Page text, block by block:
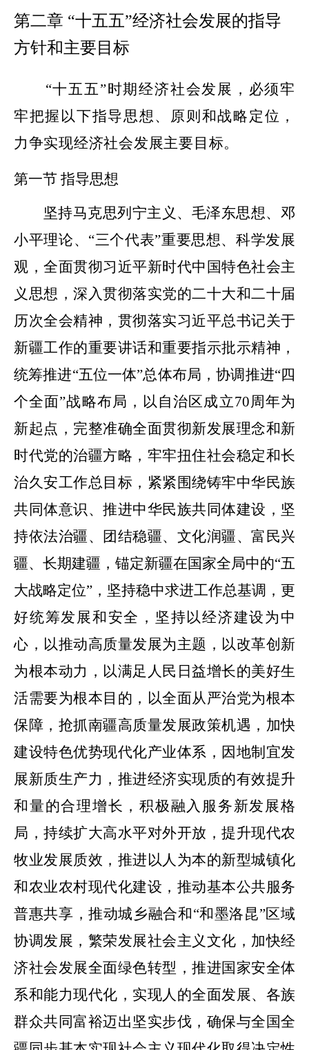
第二章 “十五五”经济社会发展的指导
方针和主要目标
“十五五”时期经济社会发展，必须牢
牢把握以下指导思想、原则和战略定位，
力争实现经济社会发展主要目标。
第一节 指导思想
坚持马克思列宁主义、毛泽东思想、邓
小平理论、 “三个代表”重要思想、科学发展
观，全面贯彻习近平新时代中国特色社会主
义思想，深入贯彻落实党的二十大和二十届
历次全会精神，贯彻落实习近平总书记关于
新疆工作的重要讲话和重要指示批示精神，
统筹推进“五位一体”总体布局，协调推进“四
个全面”战略布局，以自治区成立70周年为
新起点，完整准确全面贯彻新发展理念和新
时代党的治疆方略，牢牢扭住社会稳定和长
治久安工作总目标，紧紧围绕铸牢中华民族
共同体意识、推进中华民族共同体建设，坚
持依法治疆、团结稳疆、文化润疆、富民兴
疆、长期建疆，锚定新疆在国家全局中的“五
大战略定位”，坚持稳中求进工作总基调，更
好统筹发展和安全，坚持以经济建设为中
心，以推动高质量发展为主题，以改革创新
为根本动力，以满足人民日益增长的美好生
活需要为根本目的，以全面从严治党为根本
保障，抢抓南疆高质量发展政策机遇，加快
建设特色优势现代化产业体系，因地制宜发
展新质生产力，推进经济实现质的有效提升
和量的合理增长，积极融入服务新发展格
局，持续扩大高水平对外开放，提升现代农
牧业发展质效，推进以人为本的新型城镇化
和农业农村现代化建设，推动基本公共服务
普惠共享，推动城乡融合和“和墨洛昆”区域
协调发展，繁荣发展社会主义文化，加快经
济社会发展全面绿色转型，推进国家安全体
系和能力现代化，实现人的全面发展、各族
群众共同富裕迈出坚实步伐，确保与全国全